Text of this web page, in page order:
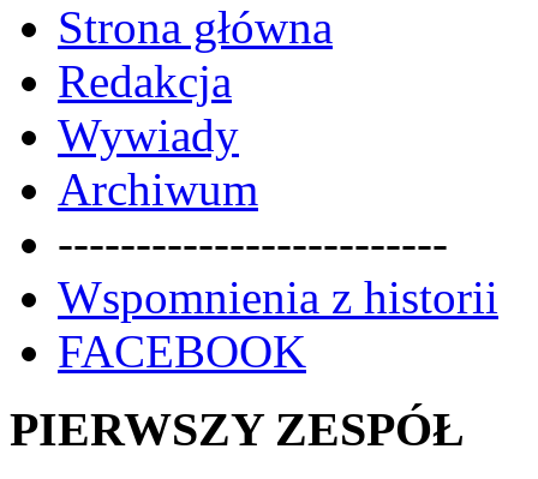
Strona główna
Redakcja
Wywiady
Archiwum
-------------------------
Wspomnienia z historii
FACEBOOK
PIERWSZY ZESPÓŁ